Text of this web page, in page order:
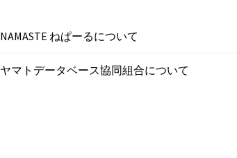
NAMASTE ねぱーるについて
ヤマトデータベース協同組合について